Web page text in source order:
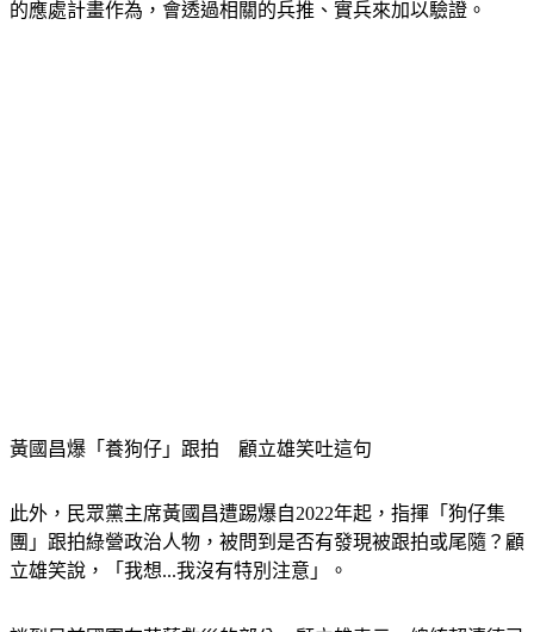
的應處計畫作為，會透過相關的兵推、實兵來加以驗證。
黃國昌爆「養狗仔」跟拍　顧立雄笑吐這句
此外，民眾黨主席黃國昌遭踢爆自2022年起，指揮「狗仔集
團」跟拍綠營政治人物，被問到是否有發現被跟拍或尾隨？顧
立雄笑說，「我想...我沒有特別注意」。